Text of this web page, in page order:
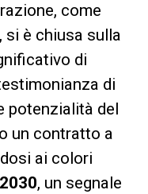
come
è chiusa sulla
di
di
potenzialità del
un contratto a
ai colori
, un segnale